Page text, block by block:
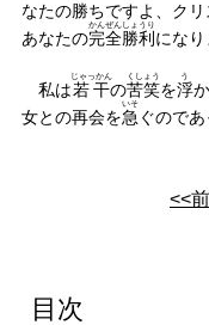
なたの勝ちですよ、ク
あなたの完全
かんぜん
勝利
しょうり
になり
私は若干
じゃっかん
の苦笑
くしょう
を浮
う
女との再会を急
いそ
ぐのであ
<<
目次